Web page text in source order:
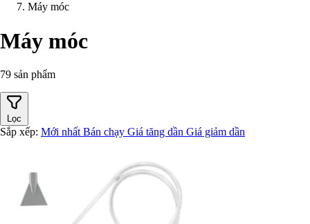
Máy móc
Máy móc
79 sản phẩm
Lọc
Sắp xếp: Mới nhất Bán chạy Giá tăng dần Giá giảm dần